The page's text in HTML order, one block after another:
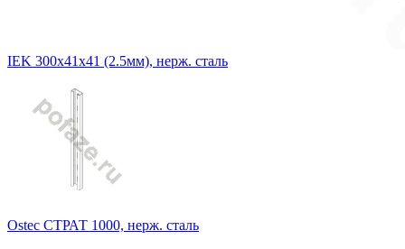
IEK 300х41х41 (2.5мм), нерж. сталь
Ostec СТРАТ 1000, нерж. сталь